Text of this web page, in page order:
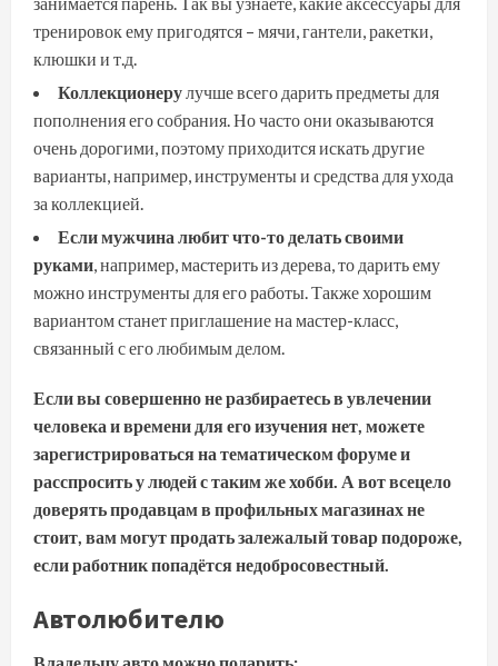
тренировок ему пригодятся – мячи, гантели, ракетки,
клюшки и т.д.
Коллекционерулучше всего дарить предметы для
пополнения его собрания. Но часто они оказываются
очень дорогими, поэтому приходится искать другие
варианты, например, инструменты и средства для ухода
за коллекцией.
Если мужчина любит что-то делать своими
руками, например, мастерить из дерева, то дарить ему
можно инструменты для его работы. Также хорошим
вариантом станет приглашение на мастер-класс,
связанный с его любимым делом.
Если вы совершенно не разбираетесь в увлечении
человека и времени для его изучения нет, можете
зарегистрироваться на тематическом форуме и
расспросить у людей с таким же хобби. А вот всецело
доверять продавцам в профильных магазинах не
стоит, вам могут продать залежалый товар подороже,
если работник попадётся недобросовестный.
Автолюбителю